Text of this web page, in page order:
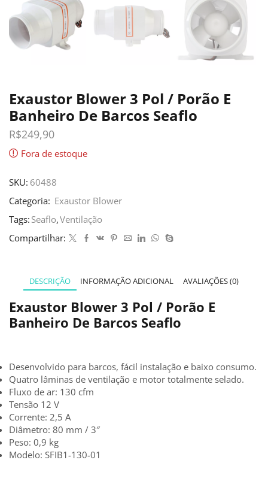
Exaustor Blower 3 Pol / Porão E
Banheiro De Barcos Seaflo
R$249,90
Fora de estoque
SKU: 60488
Categoria: Exaustor Blower
Tags: Seaflo,Ventilação
Compartilhar:
DESCRIÇÃO INFORMAÇÃO ADICIONAL AVALIAÇÕES (0)
Exaustor Blower 3 Pol / Porão E
Banheiro De Barcos Seaflo
Desenvolvido para barcos, fácil instalação e baixo consumo.
Quatro lâminas de ventilação e motor totalmente selado.
Fluxo de ar: 130 cfm
Tensão 12 V
Corrente: 2,5 A
Diâmetro: 80 mm / 3″
Peso: 0,9 kg
Modelo: SFIB1-130-01